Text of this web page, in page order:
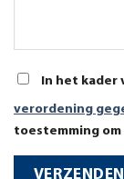
In het kader
verordening
toestemming